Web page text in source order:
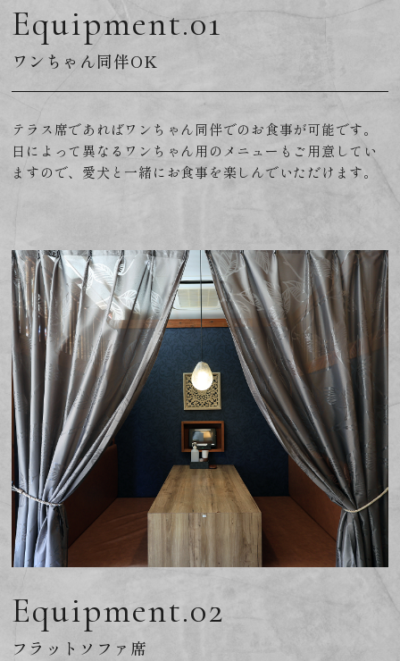
Equipment.01
ワンちゃん同伴OK
テラス席であればワンちゃん同伴でのお食事が可能です。
日によって異なるワンちゃん用のメニューもご用意してい
ますので、愛犬と一緒にお食事を楽しんでいただけます。
Equipment.02
フラットソファ席